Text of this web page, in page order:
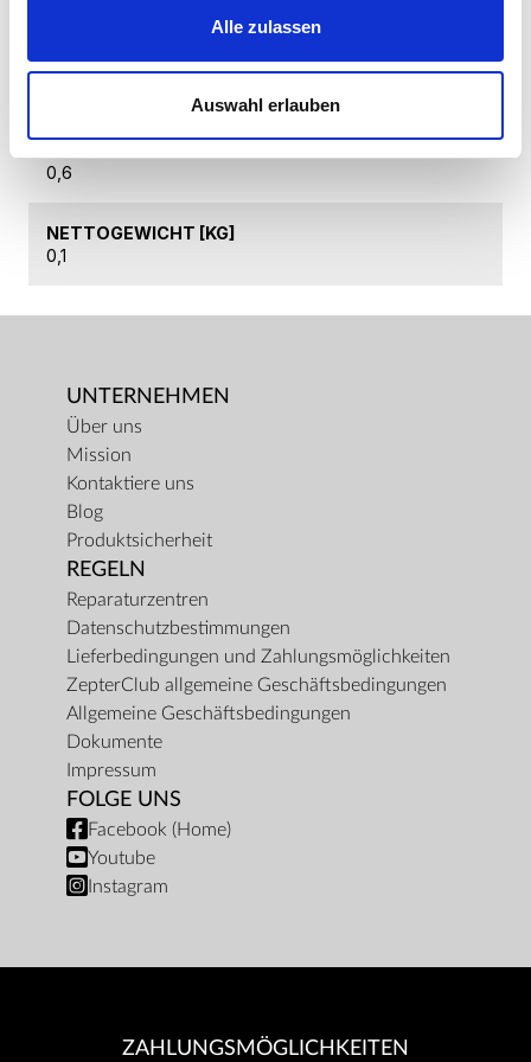
Alle zulassen
Auswahl erlauben
PRODUKTNAME
0,6
NETTOGEWICHT [KG]
0,1
UNTERNEHMEN
Über uns
Mission
Kontaktiere uns
Blog
Produktsicherheit
REGELN
Reparaturzentren
Datenschutzbestimmungen
Lieferbedingungen und Zahlungsmöglichkeiten
ZepterClub allgemeine Geschäftsbedingungen
Allgemeine Geschäftsbedingungen
Dokumente
Impressum
FOLGE UNS
Facebook (Home)
Youtube
Instagram
ZAHLUNGSMÖGLICHKEITEN